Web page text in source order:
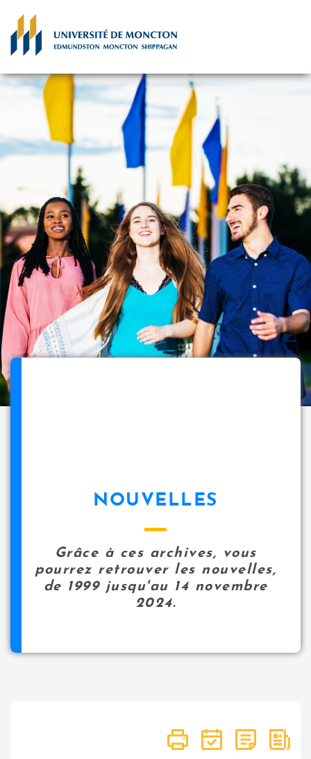
NOUVELLES
Grâce à ces archives, vous
pourrez retrouver les nouvelles,
de 1999 jusqu'au 14 novembre
2024.